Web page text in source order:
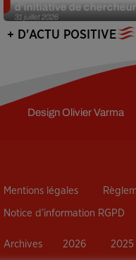
31 juillet 2026
d’initiative de
+ D'ACTU POSITIVE
DesignOlivier Varma
Mentions légales
Notice d’information RGPD
Archives 2026 2025